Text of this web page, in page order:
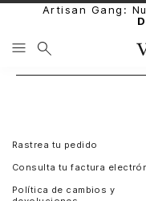
Artisan Gang:
Rastrea tu pedido
Consulta tu factura
Política de cambios y